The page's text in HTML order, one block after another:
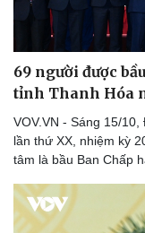
69 người được
tỉnh Thanh Hóa
VOV.VN - Sáng 15/
lần thứ XX, nhiệm kỳ
tâm là bầu Ban Chấp